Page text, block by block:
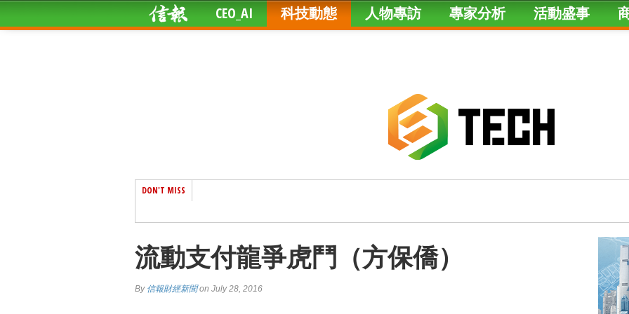
CEO_AI 科技動態 人物專訪 專家分析 活動盛事
DON'T MISS
流動支付龍爭虎鬥（方保僑）
By 信報財經新聞on July 28, 2016